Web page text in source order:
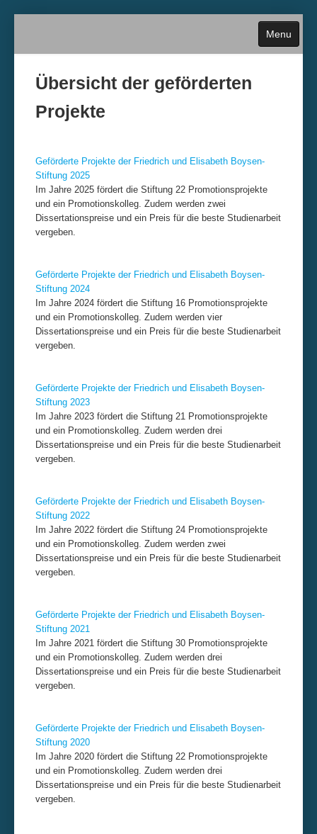
Menu
Home
Über die Stiftung
Antragstellung
Termine und Fristen
Historie
Kontakt
Impressum & Datenschutz
Übersicht der geförderten
Projekte
Geförderte Projekte der Friedrich und Elisabeth Boysen-
Stiftung 2025
Im Jahre 2025 fördert die Stiftung 22 Promotionsprojekte
und ein Promotionskolleg. Zudem werden zwei
Dissertationspreise und ein Preis für die beste Studienarbeit
vergeben.
Geförderte Projekte der Friedrich und Elisabeth Boysen-
Stiftung 2024
Im Jahre 2024 fördert die Stiftung 16 Promotionsprojekte
und ein Promotionskolleg. Zudem werden vier
Dissertationspreise und ein Preis für die beste Studienarbeit
vergeben.
Geförderte Projekte der Friedrich und Elisabeth Boysen-
Stiftung 2023
Im Jahre 2023 fördert die Stiftung 21 Promotionsprojekte
und ein Promotionskolleg. Zudem werden drei
Dissertationspreise und ein Preis für die beste Studienarbeit
vergeben.
Geförderte Projekte der Friedrich und Elisabeth Boysen-
Stiftung 2022
Im Jahre 2022 fördert die Stiftung 24 Promotionsprojekte
und ein Promotionskolleg. Zudem werden zwei
Dissertationspreise und ein Preis für die beste Studienarbeit
vergeben.
Geförderte Projekte der Friedrich und Elisabeth Boysen-
Stiftung 2021
Im Jahre 2021 fördert die Stiftung 30 Promotionsprojekte
und ein Promotionskolleg. Zudem werden drei
Dissertationspreise und ein Preis für die beste Studienarbeit
vergeben.
Geförderte Projekte der Friedrich und Elisabeth Boysen-
Stiftung 2020
Im Jahre 2020 fördert die Stiftung 22 Promotionsprojekte
und ein Promotionskolleg. Zudem werden drei
Dissertationspreise und ein Preis für die beste Studienarbeit
vergeben.